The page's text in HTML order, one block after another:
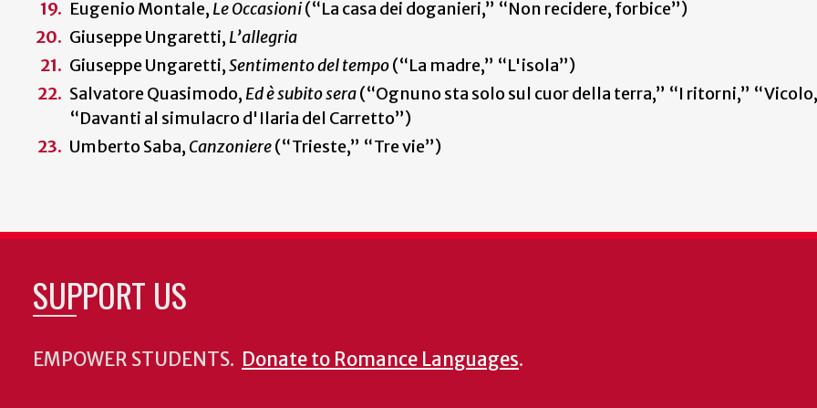
Eugenio Montale, Le Occasioni(“La casa dei doganieri,” “Non recidere, forbice”)
Giuseppe Ungaretti, L’allegria
Giuseppe Ungaretti,Sentimento del tempo(“La madre,” “L'isola”)
Salvatore Quasimodo, Ed è subito sera(“Ognuno sta solo sul cuor della terra,” “I ritorni,”
“Davanti al simulacro d'Ilaria del Carretto”)
Umberto Saba, Canzoniere(“Trieste,” “Tre vie”)
SUPPORT US
EMPOWER STUDENTS. Donate to Romance Languages.